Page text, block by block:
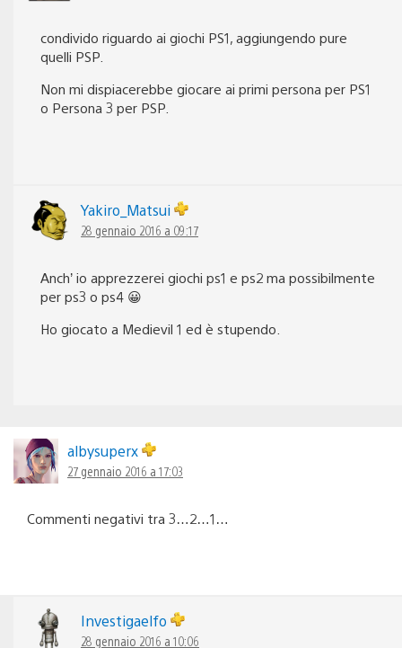
condivido riguardo ai giochi PS1, aggiungendo pure
quelli PSP.
Non mi dispiacerebbe giocare ai primi persona per PS1
o Persona 3 per PSP.
Yakiro_Matsui
28 gennaio 2016 a 09:17
Anch’ io apprezzerei giochi ps1 e ps2 ma possibilmente
per ps3 o ps4 😀
Ho giocato a Medievil 1 ed è stupendo.
albysuperx
27 gennaio 2016 a 17:03
Commenti negativi tra 3…2…1…
Investigaelfo
28 gennaio 2016 a 10:06